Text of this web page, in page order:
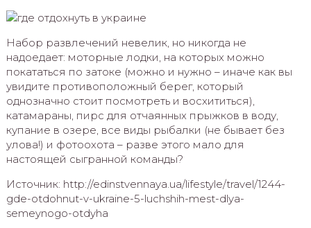
Набор развлечений невелик, но никогда не
надоедает: моторные лодки, на которых можно
покататься по затоке (можно и нужно – иначе как вы
увидите противоположный берег, который
однозначно стоит посмотреть и восхититься),
катамараны, пирс для отчаянных прыжков в воду,
купание в озере, все виды рыбалки (не бывает без
улова!) и фотоохота – разве этого мало для
настоящей сыгранной команды?
Источник: http://edinstvennaya.ua/lifestyle/travel/1244-
gde-otdohnut-v-ukraine-5-luchshih-mest-dlya-
semeynogo-otdyha